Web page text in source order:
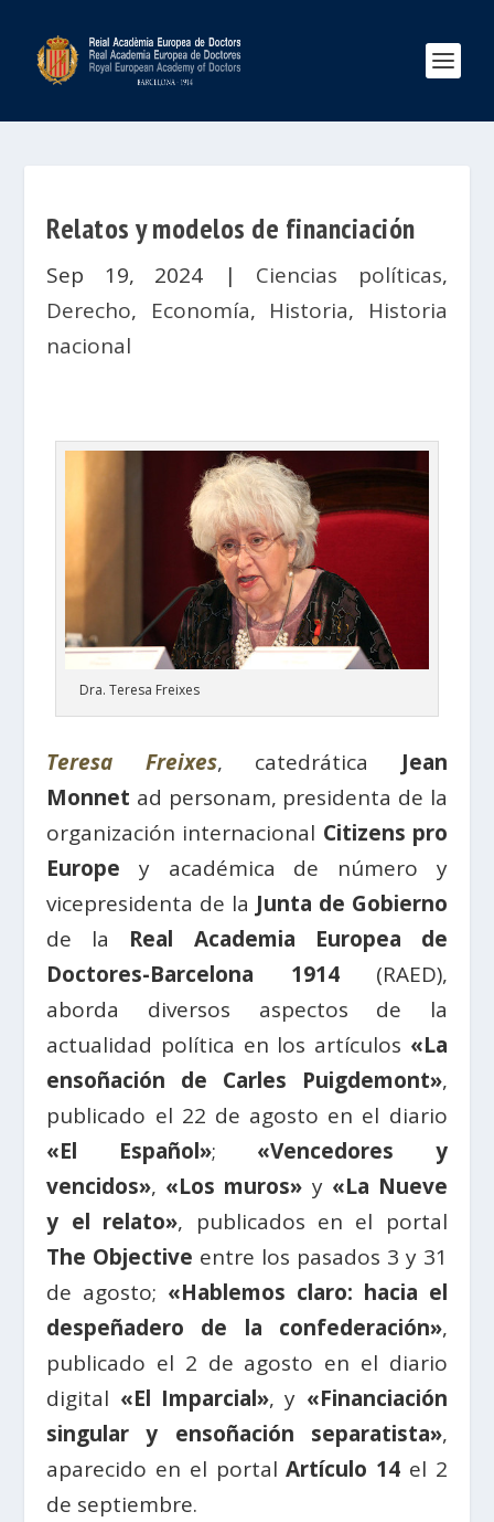
Relatos y modelos de financiación
Sep 19, 2024 | Ciencias políticas,
Derecho, Economía, Historia, Historia
nacional
Dra. Teresa Freixes
Teresa Freixes, catedrática Jean
Monnet ad personam, presidenta de la
organización internacional Citizens pro
Europe y académica de número y
vicepresidenta de la Junta de Gobierno
de la Real Academia Europea de
Doctores-Barcelona 1914(RAED),
aborda diversos aspectos de la
actualidad política en los artículos «La
ensoñación de Carles Puigdemont»,
publicado el 22 de agosto en el diario
«El Español»; «Vencedores y
vencidos», «Los muros» y «La Nueve
y el relato», publicados en el portal
The Objective entre los pasados 3 y 31
de agosto; «Hablemos claro: hacia el
despeñadero de la confederación»,
publicado el 2 de agosto en el diario
digital «El Imparcial», y «Financiación
singular y ensoñación separatista»,
aparecido en el portalArtículo 14 el 2
de septiembre.